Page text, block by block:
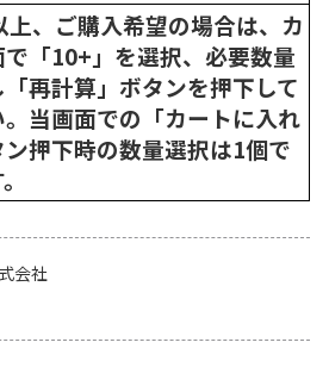
、ご購入希望の場合は、カ
「10+」を選択、必要数量
再計算」ボタンを押下して
。当画面での「カートに入れ
押下時の数量選択は1個で
会社